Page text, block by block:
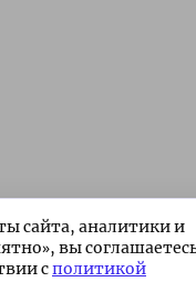
сайта, аналитики и
вы
сполитикой